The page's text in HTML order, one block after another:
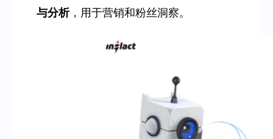
与分析，用于营销和粉丝洞察。